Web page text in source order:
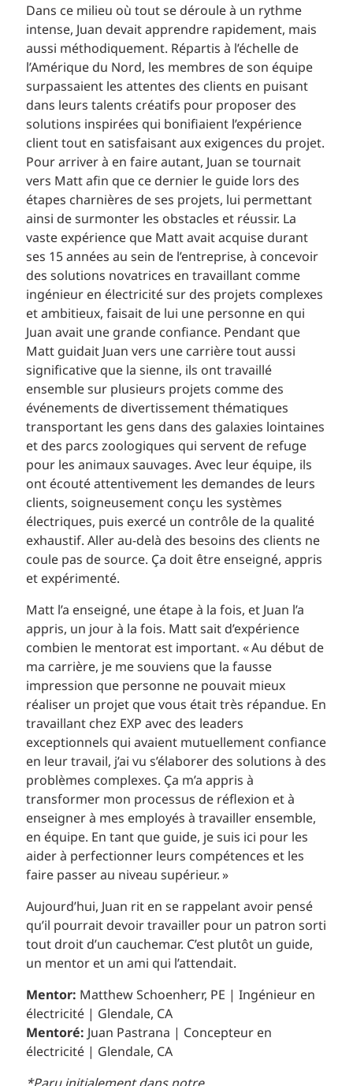
Dans ce milieu où tout se déroule à un rythme
intense, Juan devait apprendre rapidement, mais
aussi méthodiquement. Répartis à l’échelle de
l’Amérique du Nord, les membres de son équipe
surpassaient les attentes des clients en puisant
dans leurs talents créatifs pour proposer des
solutions inspirées qui bonifiaient l’expérience
client tout en satisfaisant aux exigences du projet.
Pour arriver à en faire autant, Juan se tournait
vers Matt afin que ce dernier le guide lors des
étapes charnières de ses projets, lui permettant
ainsi de surmonter les obstacles et réussir. La
vaste expérience que Matt avait acquise durant
ses 15 années au sein de l’entreprise, à concevoir
des solutions novatrices en travaillant comme
ingénieur en électricité sur des projets complexes
et ambitieux, faisait de lui une personne en qui
Juan avait une grande confiance. Pendant que
Matt guidait Juan vers une carrière tout aussi
significative que la sienne, ils ont travaillé
ensemble sur plusieurs projets comme des
événements de divertissement thématiques
transportant les gens dans des galaxies lointaines
et des parcs zoologiques qui servent de refuge
pour les animaux sauvages. Avec leur équipe, ils
ont écouté attentivement les demandes de leurs
clients, soigneusement conçu les systèmes
électriques, puis exercé un contrôle de la qualité
exhaustif. Aller au-delà des besoins des clients ne
coule pas de source. Ça doit être enseigné, appris
et expérimenté.
Matt l’a enseigné, une étape à la fois, et Juan l’a
appris, un jour à la fois. Matt sait d’expérience
combien le mentorat est important. « Au début de
ma carrière, je me souviens que la fausse
impression que personne ne pouvait mieux
réaliser un projet que vous était très répandue. En
travaillant chez EXP avec des leaders
exceptionnels qui avaient mutuellement confiance
en leur travail, j’ai vu s’élaborer des solutions à des
problèmes complexes. Ça m’a appris à
transformer mon processus de réflexion et à
enseigner à mes employés à travailler ensemble,
en équipe. En tant que guide, je suis ici pour les
aider à perfectionner leurs compétences et les
faire passer au niveau supérieur. »
Aujourd’hui, Juan rit en se rappelant avoir pensé
qu’il pourrait devoir travailler pour un patron sorti
tout droit d’un cauchemar. C’est plutôt un guide,
un mentor et un ami qui l’attendait.
Mentor: Matthew Schoenherr, PE | Ingénieur en
électricité | Glendale, CA
Mentoré:Juan Pastrana | Concepteur en
électricité | Glendale, CA